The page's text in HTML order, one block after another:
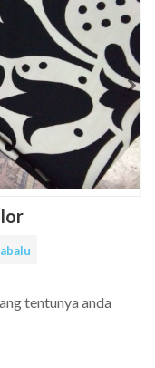
tentunya anda